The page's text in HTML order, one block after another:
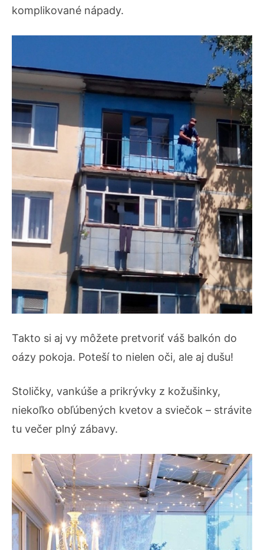
komplikované nápady.
Takto si aj vy môžete pretvoriť váš balkón do
oázy pokoja. Poteší to nielen oči, ale aj dušu!
Stoličky, vankúše a prikrývky z kožušinky,
niekoľko obľúbených kvetov a sviečok – strávite
tu večer plný zábavy.